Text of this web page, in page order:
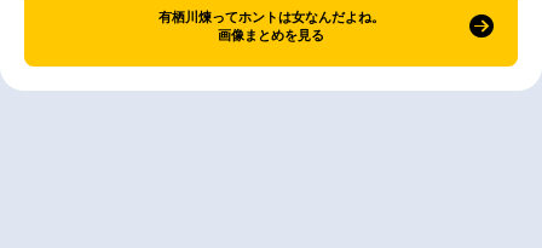
有栖川煉ってホントは女なんだよね。
画像まとめを見る